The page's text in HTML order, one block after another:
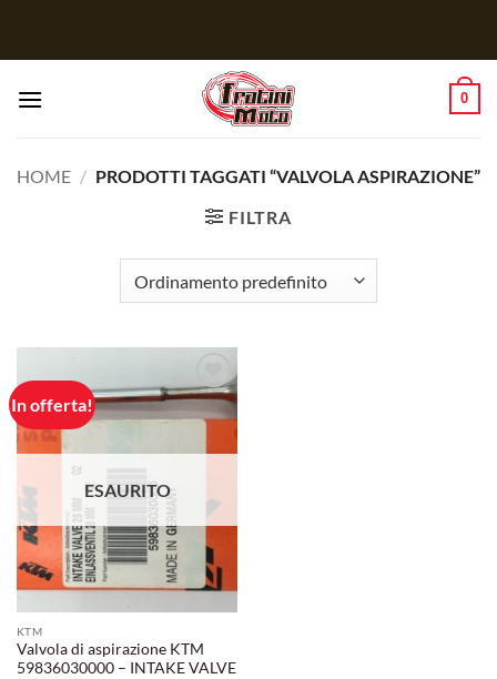
0
HOME / PRODOTTI TAGGATI “VALVOLA ASPIRAZIONE”
FILTRA
In offerta!
Aggiungi
alla lista
ESAURITO
KTM
Valvola di aspirazione KTM
59836030000 – INTAKE VALVE